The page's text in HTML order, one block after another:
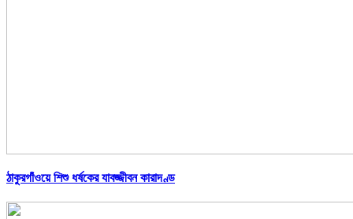
ঠাকুরগাঁওয়ে শিশু ধর্ষকের যাবজ্জীবন কারাদণ্ড